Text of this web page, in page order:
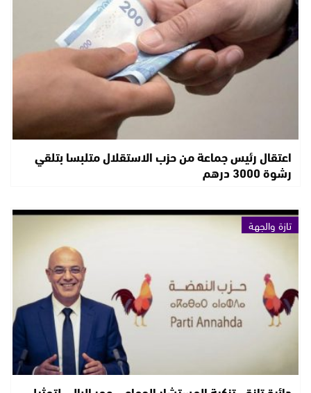
اعتقال رئيس جماعة من حزب الاستقلال متلبسا بتلقي
رشوة 3000 درهم
تازة والجهة